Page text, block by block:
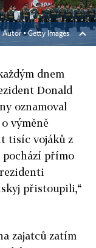
Autor ▪Getty Images
dnem
Donald
oznamoval
výměně
tisíc vojáků z
pochází přímo
přistoupili,“
zajatců zatím